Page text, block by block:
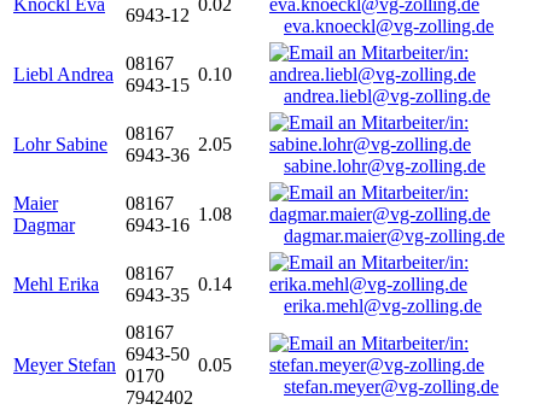
Knöckl Eva
6943-12
0.02
eva.knoeckl@vg-zolling.de
Liebl Andrea
08167
6943-15
0.10
andrea.liebl@vg-zolling.de
Lohr Sabine
08167
6943-36
2.05
sabine.lohr@vg-zolling.de
Maier
Dagmar
08167
6943-16
1.08
dagmar.maier@vg-zolling.de
Mehl Erika
08167
6943-35
0.14
erika.mehl@vg-zolling.de
Meyer Stefan
08167
6943-50
0170
7942402
0.05
stefan.meyer@vg-zolling.de